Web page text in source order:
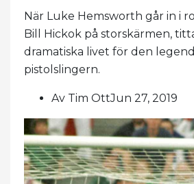
När Luke Hemsworth går in i
Bill Hickok på storskärmen,
dramatiska livet för den
pistolslingern.
Av Tim OttJun 27, 2019